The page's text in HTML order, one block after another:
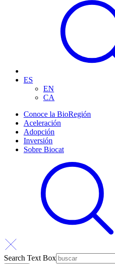
ES
EN
CA
Conoce la BioRegión
Aceleración
Adopción
Inversión
Sobre Biocat
Search Text Box